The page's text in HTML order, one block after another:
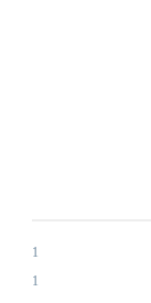
1
1